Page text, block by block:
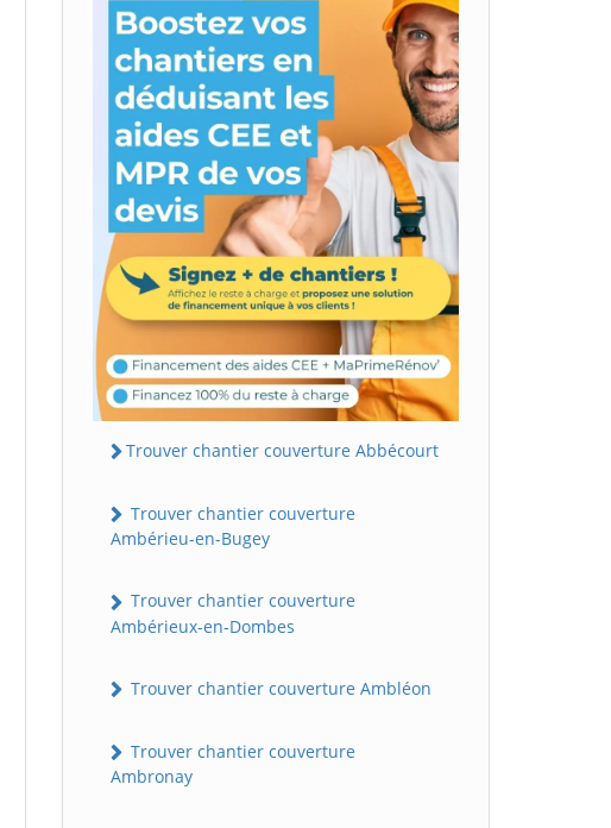
Trouver chantier couverture Abbécourt
Trouver chantier couverture
Ambérieu-en-Bugey
Trouver chantier couverture
Ambérieux-en-Dombes
Trouver chantier couverture Ambléon
Trouver chantier couverture
Ambronay